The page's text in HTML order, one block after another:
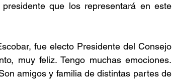
que los representará en este
fue electo Presidente del Consejo
muy feliz. Tengo muchas emociones.
amigos y familia de distintas partes de